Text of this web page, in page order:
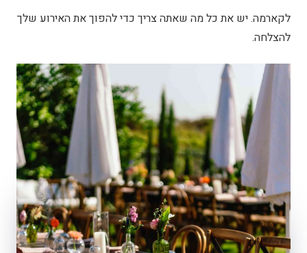
לקארמה. יש את כל מה שאתה צריך כדי להפוך את האירוע שלך
להצלחה.